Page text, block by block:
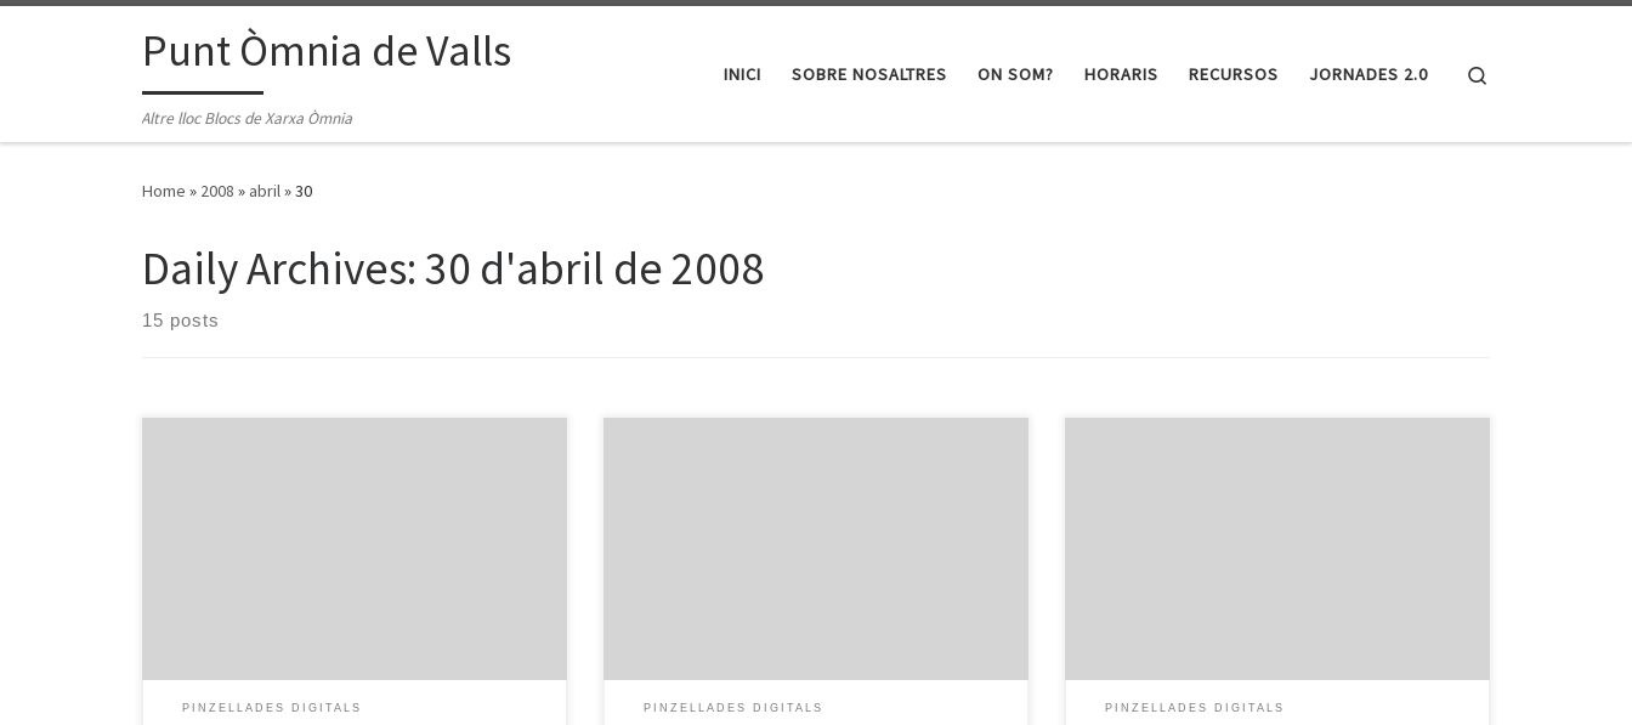
Skip to contentPunt Òmnia de Valls
Altre lloc Blocs de Xarxa Òmnia
INICI SOBRE NOSALTRES ON SOM? HORARIS RECURSOS JORNADES 2.0
Home » 2008 » abril»30
Daily Archives:30 d'abril de 2008
15 posts
PINZELLADES DIGITALS PINZELLADES DIGITALS PINZELLADES DIGITALS